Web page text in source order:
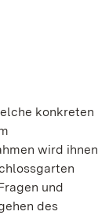
konkreten
wird ihnen
und
des